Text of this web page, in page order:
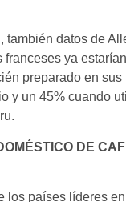
también datos de
franceses ya
preparado en
y un 45% cuando
DE
los países líderes